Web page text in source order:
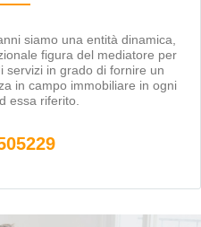
siamo una entità dinamica,
figura del mediatore per
servizi in grado di fornire un
in campo immobiliare in ogni
essa riferito.